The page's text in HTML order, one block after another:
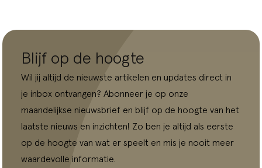
Blijf op de hoogte
Wil jij altijd de nieuwste artikelen en updates direct in
je inbox ontvangen? Abonneer je op onze
maandelijkse nieuwsbrief en blijf op de hoogte van het
laatste nieuws en inzichten! Zo ben je altijd als eerste
op de hoogte van wat er speelt en mis je nooit meer
waardevolle informatie.